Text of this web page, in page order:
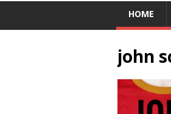
NEUE HOME
john